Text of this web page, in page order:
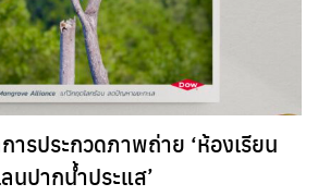
นความร้อนที่อบเฉพาะจุดจนบางเมือง
องศา ไฟป่าที่ไม่ได้มาเล่นๆ การล้มเหลว
นิเวศปะการังที่เป็นแหล่งอนุบาลสัตว์น้ำ และ
ะเกี่ยวกันอย่างการแพร่กระจายของโรค
ม่ต้องเอ่ยถึงว่าถ้าประเทศไหนการเมืองไม่ดี
กฤติไม่พร้อม เมื่อภัยพิบัติถาโถม ทรัพยากรก็
ารประกวดภาพถ่าย ‘ห้องเรียน
นปากน้ำประแส’